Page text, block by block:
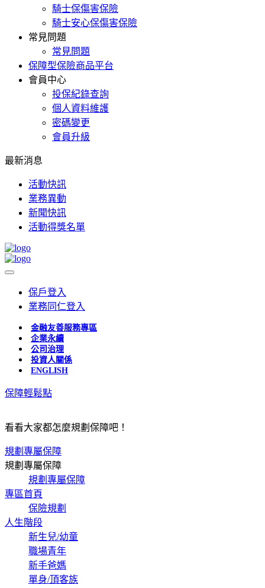
騎士保傷害保險
騎士安心保傷害保險
常見問題
常見問題
保障型保險商品平台
會員中心
投保紀錄查詢
個人資料維護
密碼變更
會員升級
最新消息
活動快訊
業務異動
新聞快訊
活動得獎名單
保戶登入
業務同仁登入
金融友善服務專區
企業永續
公司治理
投資人關係
ENGLISH
保障輕鬆點
看看大家都怎麼規劃保障吧！
規劃專屬保障
規劃專屬保障
規劃專屬保障
專區首頁
保險規劃
人生階段
新生兒/幼童
職場青年
新手爸媽
單身/頂客族